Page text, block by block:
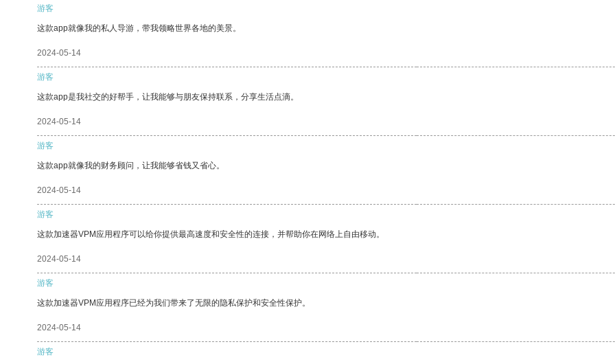
游客
这款app就像我的私人导游，带我领略世界各地的美景。
2024-05-14
游客
这款app是我社交的好帮手，让我能够与朋友保持联系，分享生活点滴。
2024-05-14
游客
这款app就像我的财务顾问，让我能够省钱又省心。
2024-05-14
游客
这款加速器VPM应用程序可以给你提供最高速度和安全性的连接，并帮助你在网络上自由移动。
2024-05-14
游客
这款加速器VPM应用程序已经为我们带来了无限的隐私保护和安全性保护。
2024-05-14
游客